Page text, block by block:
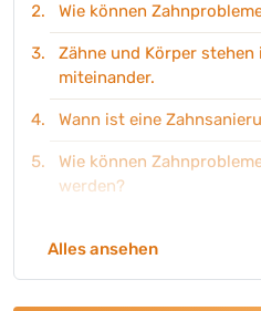
Wie können
Zähne und Körper
miteinander.
Wann ist eine
Wie können
werden?
Zähnen und Zahnfleisch.
Alles ansehen